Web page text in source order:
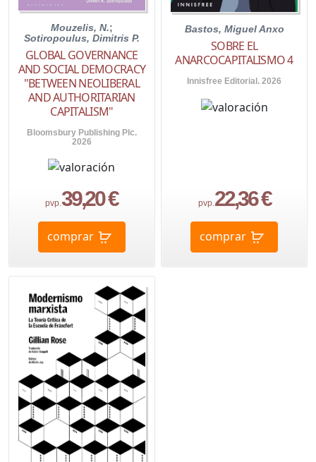
Mouzelis, N.;
Sotiropoulus, Dimitris P.
GLOBAL GOVERNANCE
AND SOCIAL DEMOCRACY
"BETWEEN NEOLIBERAL
AND AUTHORITARIAN
CAPITALISM"
Bloomsbury Publishing Plc.
2026
pvp.39,20 €
comprar
Bastos, Miguel Anxo
SOBRE EL
ANARCOCAPITALISMO 4
Innisfree Editorial. 2026
pvp.22,36 €
comprar